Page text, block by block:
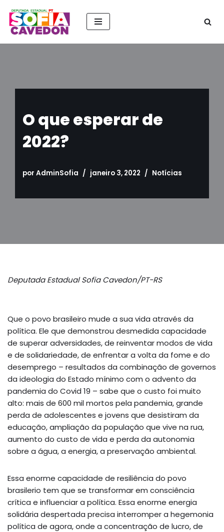
Pular
O que esperar de
2022?
por AdminSofia janeiro 3, 2022 Notícias
Deputada Estadual Sofia Cavedon/PT-RS
Que o povo brasileiro mude a sua vida através da
política. Ele que demonstrou desmedida capacidade
de superar adversidades, de reinventar modos de vida
e de solidariedade, de enfrentar a volta da fome e do
desemprego – resultados da combinação de governos
da ideologia do Estado mínimo com o advento da
pandemia do Covid 19 – sabe que o custo foi muito
alto: mais de 600 mil mortos pela pandemia, grande
perda de adolescentes e jovens que desistiram da
educação, ampliação da população que vive na rua,
aumento do custo de vida e perda da autonomia
sobre a água, a energia, a preservação ambiental.
Essa enorme capacidade de resiliência do povo
brasilerio tem que se transformar em consciência
crítica e influenciar a política. Essa enorme energia
solidária despertada precisa interromper a hegemonia
política de agora, onde a concentração de lucro, de